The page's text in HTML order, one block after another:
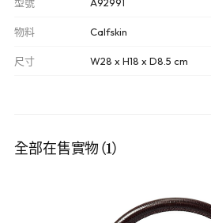
物料 Calfskin
尺寸 W28 x H18 x D8.5 cm
全部在售實物（1）